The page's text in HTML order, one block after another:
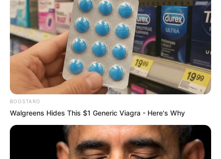
Tampil Lebih Modern, 7 Potret
Hasil Renovasi Rumah Berusia
90 Tahun
BOOSTARO
Walgreens Hides This $1 Generic Viagra - Here's Why